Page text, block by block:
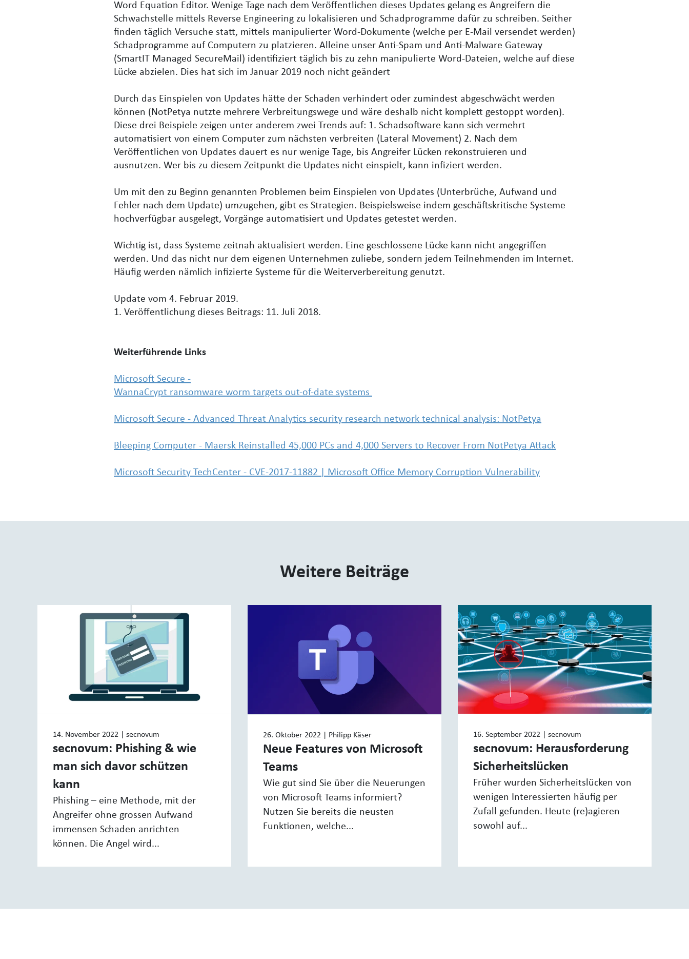
Word Equation Editor. Wenige Tage nach dem Veröffentlichen dieses Updates gelang es Angreifern die
Schwachstelle mittels Reverse Engineering zu lokalisieren und Schadprogramme dafür zu schreiben. Seither
finden täglich Versuche statt, mittels manipulierter Word-Dokumente (welche per E-Mail versendet werden)
Schadprogramme auf Computern zu platzieren. Alleine unser Anti-Spam und Anti-Malware Gateway
(SmartIT Managed SecureMail) identifiziert täglich bis zu zehn manipulierte Word-Dateien, welche auf diese
Lücke abzielen. Dies hat sich im Januar 2019 noch nicht geändert
Durch das Einspielen von Updates hätte der Schaden verhindert oder zumindest abgeschwächt werden
können (NotPetya nutzte mehrere Verbreitungswege und wäre deshalb nicht komplett gestoppt worden).
Diese drei Beispiele zeigen unter anderem zwei Trends auf: 1. Schadsoftware kann sich vermehrt
automatisiert von einem Computer zum nächsten verbreiten (Lateral Movement) 2. Nach dem
Veröffentlichen von Updates dauert es nur wenige Tage, bis Angreifer Lücken rekonstruieren und
ausnutzen. Wer bis zu diesem Zeitpunkt die Updates nicht einspielt, kann infiziert werden.
Um mit den zu Beginn genannten Problemen beim Einspielen von Updates (Unterbrüche, Aufwand und
Fehler nach dem Update) umzugehen, gibt es Strategien. Beispielsweise indem geschäftskritische Systeme
hochverfügbar ausgelegt, Vorgänge automatisiert und Updates getestet werden.
Wichtig ist, dass Systeme zeitnah aktualisiert werden. Eine geschlossene Lücke kann nicht angegriffen
werden. Und das nicht nur dem eigenen Unternehmen zuliebe, sondern jedem Teilnehmenden im Internet.
Häufig werden nämlich infizierte Systeme für die Weiterverbereitung genutzt.
Update vom 4. Februar 2019.
1. Veröffentlichung dieses Beitrags: 11. Juli 2018.
Weiterführende Links
Microsoft Secure -
WannaCrypt ransomware worm targets out-of-date systems
Microsoft Secure - Advanced Threat Analytics security research network technical analysis: NotPetya
Bleeping Computer - Maersk Reinstalled 45,000 PCs and 4,000 Servers to Recover From NotPetya Attack
Microsoft Security TechCenter - CVE-2017-11882 | Microsoft Office Memory Corruption Vulnerability
Weitere Beiträge
14. November 2022 | secnovum
secnovum: Phishing & wie
man sich davor schützen
kann
Phishing – eine Methode, mit der
Angreifer ohne grossen Aufwand
immensen Schaden anrichten
können. Die Angel wird...
26. Oktober 2022 | Philipp Käser
Neue Features von Microsoft
Teams
Wie gut sind Sie über die Neuerungen
von Microsoft Teams informiert?
Nutzen Sie bereits die neusten
Funktionen, welche...
16. September 2022 | secnovum
secnovum: Herausforderung
Sicherheitslücken
Früher wurden Sicherheitslücken von
wenigen Interessierten häufig per
Zufall gefunden. Heute (re)agieren
sowohl auf...